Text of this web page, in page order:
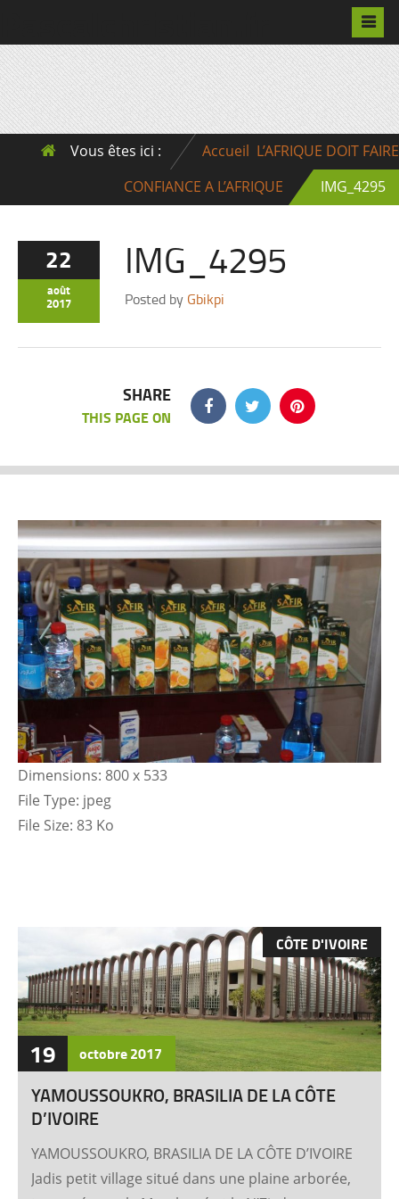
Vous êtes ici : Accueil L’AFRIQUE DOIT FAIRE
CONFIANCE A L’AFRIQUE
IMG_4295
22
août
2017
IMG_4295
Posted by Gbikpi
SHARE
THIS PAGE ON
Dimensions: 800 x 533
File Type: jpeg
File Size: 83 Ko
CÔTE D'IVOIRE
19 octobre2017
YAMOUSSOUKRO, BRASILIA DE LA CÔTE
D’IVOIRE
YAMOUSSOUKRO, BRASILIA DE LA CÔTE D’IVOIRE
Jadis petit village situé dans une plaine arborée,